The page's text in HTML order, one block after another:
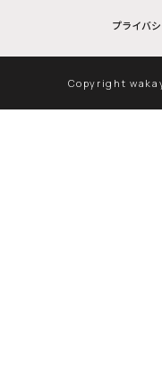
プライバ
Copyright